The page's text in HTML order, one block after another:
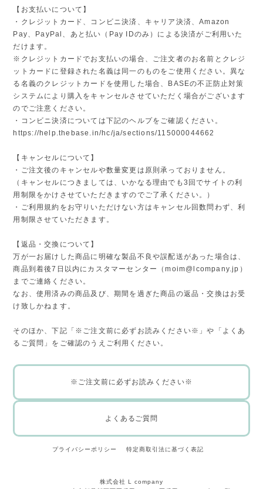
【お支払いについて】
・クレジットカード、コンビニ決済、キャリア決済、Amazon
Pay、PayPal、あと払い（Pay IDのみ）による決済がご利用いた
だけます。
※クレジットカードでお支払いの場合、ご注文者のお名前とクレジ
ットカードに登録された名義は同一のものをご使用ください。異な
る名義のクレジットカードを使用した場合、BASEの不正防止対策
システムにより購入をキャンセルさせていただく場合がございます
のでご注意ください。
・コンビニ決済については下記のヘルプをご確認ください。
https://help.thebase.in/hc/ja/sections/115000044662
【キャンセルについて】
・ご注文後のキャンセルや数量変更は原則承っておりません。
（キャンセルにつきましては、いかなる理由でも3回でサイトの利
用制限をかけさせていただきますのでご了承ください。）
・ご利用規約をお守りいただけない方はキャンセル回数問わず、利
用制限させていただきます。
【返品・交換について】
万が一お届けした商品に明確な製品不良や誤配送があった場合は、
商品到着後7日以内にカスタマーセンター（moim@lcompany.jp ）
までご連絡ください。
なお、使用済みの商品及び、期間を過ぎた商品の返品・交換はお受
け致しかねます。
そのほか、下記「※ご注文前に必ずお読みください※」や「よくあ
るご質問」をご確認のうえご利用ください。
※ご注文前に必ずお読みください※
よくあるご質問
株式会社 L company
プライバシーポリシー 特定商取引法に基づく表記